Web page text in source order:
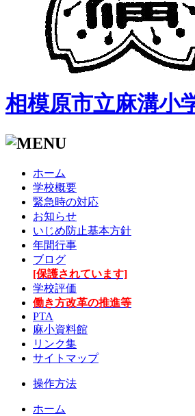
相模原市立麻溝小
ホーム
学校概要
緊急時の対応
お知らせ
いじめ防止基本方針
年間行事
ブログ
[保護されています]
学校評価
働き方改革の推進等
PTA
麻小資料館
リンク集
サイトマップ
操作方法
ホーム